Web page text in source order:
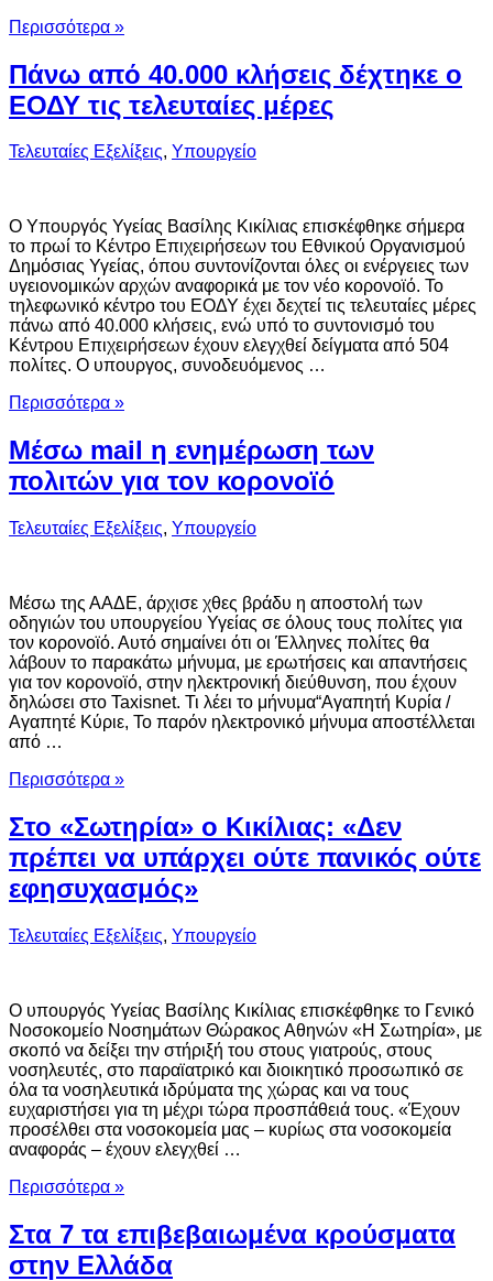
Περισσότερα »
Πάνω από 40.000 κλήσεις δέχτηκε ο
ΕΟΔΥ τις τελευταίες μέρες
Τελευταίες Εξελίξεις, Υπουργείο
Ο Υπουργός Υγείας Βασίλης Κικίλιας επισκέφθηκε σήμερα
το πρωί το Κέντρο Επιχειρήσεων του Εθνικού Οργανισμού
Δημόσιας Υγείας, όπου συντονίζονται όλες οι ενέργειες των
υγειονομικών αρχών αναφορικά με τον νέο κορονοϊό. Το
τηλεφωνικό κέντρο του ΕΟΔΥ έχει δεχτεί τις τελευταίες μέρες
πάνω από 40.000 κλήσεις, ενώ υπό το συντονισμό του
Κέντρου Επιχειρήσεων έχουν ελεγχθεί δείγματα από 504
πολίτες. Ο υπουργος, συνοδευόμενος …
Περισσότερα »
Μέσω mail η ενημέρωση των
πολιτών για τον κορονοϊό
Τελευταίες Εξελίξεις, Υπουργείο
Μέσω της ΑΑΔΕ, άρχισε χθες βράδυ η αποστολή των
οδηγιών του υπουργείου Υγείας σε όλους τους πολίτες για
τον κορονοϊό. Αυτό σημαίνει ότι οι Έλληνες πολίτες θα
λάβουν το παρακάτω μήνυμα, με ερωτήσεις και απαντήσεις
για τον κορονοϊό, στην ηλεκτρονική διεύθυνση, που έχουν
δηλώσει στο Taxisnet. Τι λέει το μήνυμα“Αγαπητή Κυρία /
Αγαπητέ Κύριε, Το παρόν ηλεκτρονικό μήνυμα αποστέλλεται
από …
Περισσότερα »
Στο «Σωτηρία» ο Κικίλιας: «Δεν
πρέπει να υπάρχει ούτε πανικός ούτε
εφησυχασμός»
Τελευταίες Εξελίξεις, Υπουργείο
Ο υπουργός Υγείας Βασίλης Κικίλιας επισκέφθηκε το Γενικό
Νοσοκομείο Νοσημάτων Θώρακος Αθηνών «Η Σωτηρία», με
σκοπό να δείξει την στήριξή του στους γιατρούς, στους
νοσηλευτές, στο παραϊατρικό και διοικητικό προσωπικό σε
όλα τα νοσηλευτικά ιδρύματα της χώρας και να τους
ευχαριστήσει για τη μέχρι τώρα προσπάθειά τους. «Έχουν
προσέλθει στα νοσοκομεία μας – κυρίως στα νοσοκομεία
αναφοράς – έχουν ελεγχθεί …
Περισσότερα »
Στα 7 τα επιβεβαιωμένα κρούσματα
στην Ελλάδα